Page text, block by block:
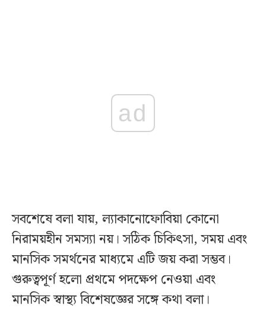
ad
সবশেষে বলা যায়, ল্যাকানোফোবিয়া কোনো
নিরাময়হীন সমস্যা নয়। সঠিক চিকিৎসা, সময় এবং
মানসিক সমর্থনের মাধ্যমে এটি জয় করা সম্ভব।
গুরুত্বপূর্ণ হলো প্রথমে পদক্ষেপ নেওয়া এবং
মানসিক স্বাস্থ্য বিশেষজ্ঞের সঙ্গে কথা বলা।